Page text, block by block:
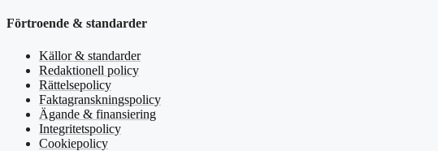
Förtroende & standarder
Källor & standarder
Redaktionell policy
Rättelsepolicy
Faktagranskningspolicy
Ägande & finansiering
Integritetspolicy
Cookiepolicy